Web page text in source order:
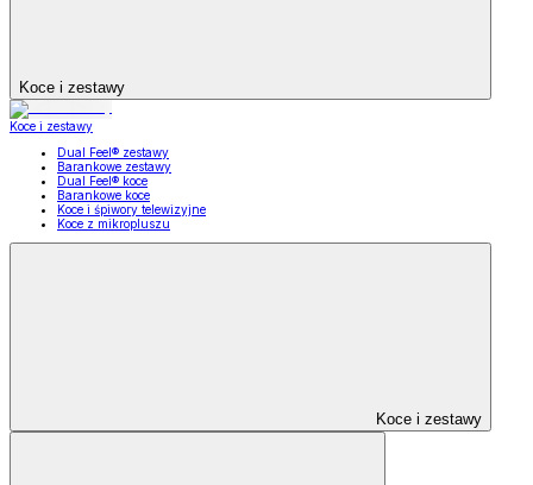
Koce i zestawy
Koce i zestawy
Dual Feel® zestawy
Barankowe zestawy
Dual Feel® koce
Barankowe koce
Koce i śpiwory telewizyjne
Koce z mikropluszu
Koce i zestawy